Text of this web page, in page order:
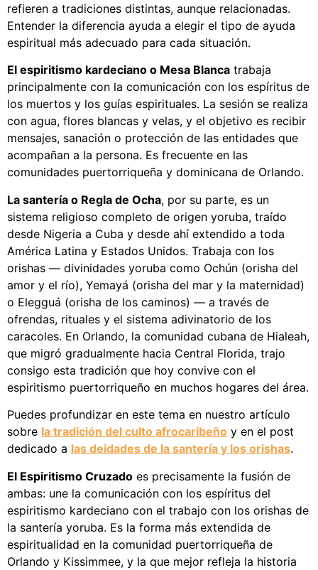
refieren a tradiciones distintas, aunque relacionadas.
Entender la diferencia ayuda a elegir el tipo de ayuda
espiritual más adecuado para cada situación.
El espiritismo kardeciano o Mesa Blanca trabaja
principalmente con la comunicación con los espíritus de
los muertos y los guías espirituales. La sesión se realiza
con agua, flores blancas y velas, y el objetivo es recibir
mensajes, sanación o protección de las entidades que
acompañan a la persona. Es frecuente en las
comunidades puertorriqueña y dominicana de Orlando.
La santería o Regla de Ocha, por su parte, es un
sistema religioso completo de origen yoruba, traído
desde Nigeria a Cuba y desde ahí extendido a toda
América Latina y Estados Unidos. Trabaja con los
orishas — divinidades yoruba como Ochún (orisha del
amor y el río), Yemayá (orisha del mar y la maternidad)
o Elegguá (orisha de los caminos) — a través de
ofrendas, rituales y el sistema adivinatorio de los
caracoles. En Orlando, la comunidad cubana de Hialeah,
que migró gradualmente hacia Central Florida, trajo
consigo esta tradición que hoy convive con el
espiritismo puertorriqueño en muchos hogares del área.
Puedes profundizar en este tema en nuestro artículo
sobre la tradición del culto afrocaribeño y en el post
dedicado a las deidades de la santería y los orishas.
El Espiritismo Cruzado es precisamente la fusión de
ambas: une la comunicación con los espíritus del
espiritismo kardeciano con el trabajo con los orishas de
la santería yoruba. Es la forma más extendida de
espiritualidad en la comunidad puertorriqueña de
Orlando y Kissimmee, y la que mejor refleja la historia